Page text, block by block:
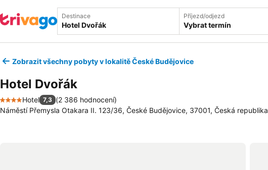
Destinace Příjezd/odjezd
Vybrat termín
Zobrazit všechny pobyty v lokalitě České Budějovice
Hotel Dvořák
4 Počet hvězdiček
Hotel 7,3 (2 386 hodnocení)
Náměstí Přemysla Otakara II. 123/36, České Budějovice, 37001, Česká republika